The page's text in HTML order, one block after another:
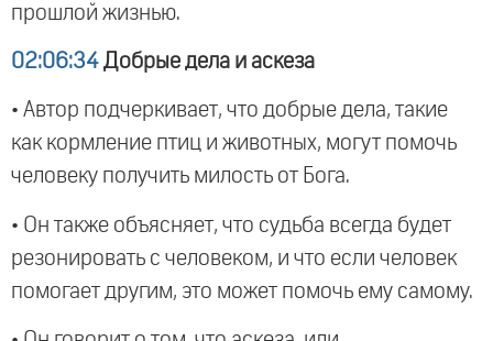
прошлой жизнью.
02:06:34 Добрые дела и аскеза
• Автор подчеркивает, что добрые дела, такие
как кормление птиц и животных, могут помочь
человеку получить милость от Бога.
• Он также объясняет, что судьба всегда будет
резонировать с человеком, и что если человек
помогает другим, это может помочь ему самому.